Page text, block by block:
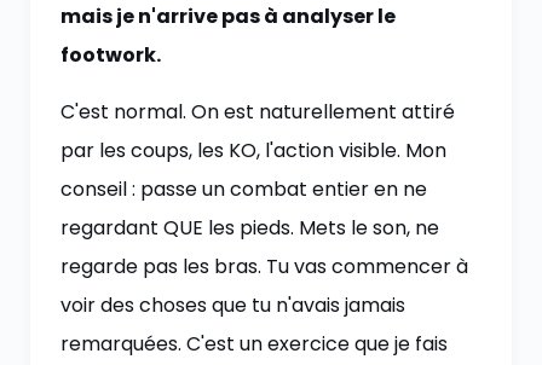
mais je n'arrive pas à analyser le
footwork.
C'est normal. On est naturellement attiré
par les coups, les KO, l'action visible. Mon
conseil : passe un combat entier en ne
regardant QUE les pieds. Mets le son, ne
regarde pas les bras. Tu vas commencer à
voir des choses que tu n'avais jamais
remarquées. C'est un exercice que je fais